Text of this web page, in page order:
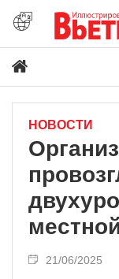
НОВОСТИ
21/06/2025